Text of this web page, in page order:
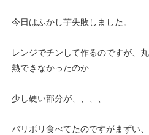
今日はふかし芋失敗しました。
レンジでチンして作るのですが、
熱できなかったのか
少し硬い部分が、、、、
バリボリ食べてたのですがまずい、